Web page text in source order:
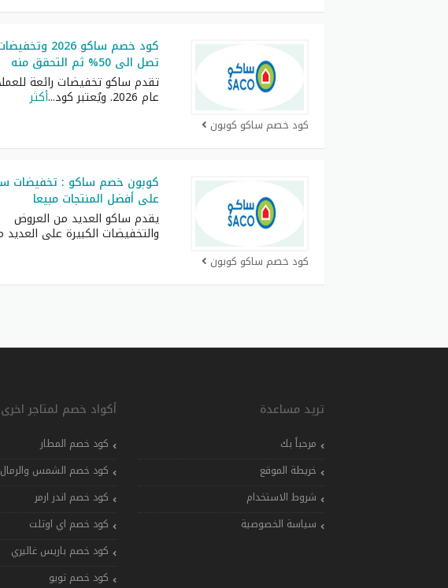
كود خصم ساكو كوبون
كود خصم ساكو
تصل الى 50% ثم التحقق منه
تقدم ساكو تخفيضات رائعة
عام 2026. ويُعتبر كود ...أكثر
كود خصم ساكو كوبون
كوبون خصم ساكو : تخفيضات
على أفضل المنتجات مبيعا
يقدم ساكو العديد من العروض
والتخفيضات الكبيرة على
تريد مساعدة
مرحباً بك
خريطة الموقع
شروط الاستخدام
سياسة الخصوصية
أكواد خصم لمتاجر اخرى
كود خصم المطار
كود خصم الشمس والرمال
كود خصم اندر ارمر
كود خصم اي اوتلت
كود خصم باريس غاليري
كود خصم تويو